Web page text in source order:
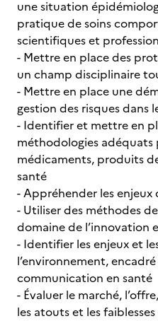
une situation
pratique de soins
scientifiques et
- Mettre en place des
un champ disciplinaire
- Mettre en place une
gestion des risques dans
- Identifier et mettre en
méthodologies adéquats
médicaments, produits
santé
- Appréhender les enjeux
- Utiliser des méthodes
domaine de l’innovation
- Identifier les enjeux et
l’environnement,
communication en santé
- Évaluer le marché,
les atouts et les